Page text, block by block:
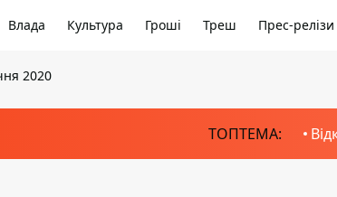
Влада Культура Гроші Треш Прес-релізи
2020
ТОПТЕМА: